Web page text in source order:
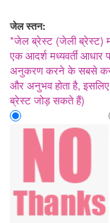
जेल स्तन:
*जेल ब्रेस्ट (जेली ब्रेस्ट)
एक आदर्श मध्यवर्ती आधार
अनुकरण करने के सबसे
और अनुभव होता है,
ब्रेस्ट जोड़ सकते हैं)